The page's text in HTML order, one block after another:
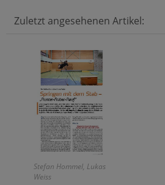
Zuletzt angesehenen Artikel:
Stefan Hommel, Lukas
Weiss